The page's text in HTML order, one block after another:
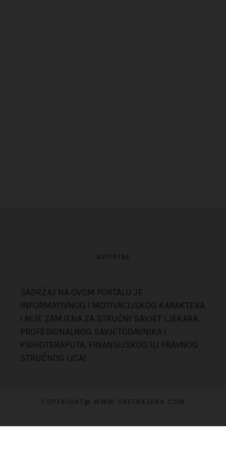
NAPOMENA
SADRŽAJ NA OVOM PORTALU JE
INFORMATIVNOG I MOTIVACIJSKOG KARAKTERA
I NIJE ZAMJENA ZA STRUČNI SAVJET LJEKARA,
PROFESIONALNOG SAVJETODAVNIKA I
PSIHOTERAPUTA, FINANSIJSKOG ILI PRAVNOG
STRUČNOG LICA!
COPYRIGHT@ WWW.SRETNAZENA.COM